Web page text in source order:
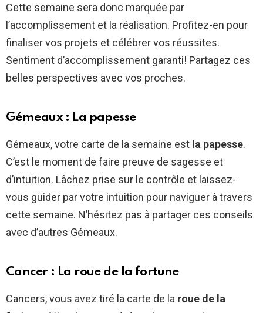
Cette semaine sera donc marquée par
l’accomplissement et la réalisation. Profitez-en pour
finaliser vos projets et célébrer vos réussites.
Sentiment d’accomplissement garanti! Partagez ces
belles perspectives avec vos proches.
Gémeaux : La papesse
Gémeaux, votre carte de la semaine est la papesse.
C’est le moment de faire preuve de sagesse et
d’intuition. Lâchez prise sur le contrôle et laissez-
vous guider par votre intuition pour naviguer à travers
cette semaine. N’hésitez pas à partager ces conseils
avec d’autres Gémeaux.
Cancer : La roue de la fortune
Cancers, vous avez tiré la carte de la roue de la